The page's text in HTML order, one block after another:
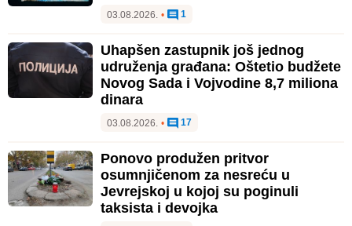
03.08.2026. • 1
Uhapšen zastupnik još jednog
udruženja građana: Oštetio budžete
Novog Sada i Vojvodine 8,7 miliona
dinara
03.08.2026. • 17
Ponovo produžen pritvor
osumnjičenom za nesreću u
Jevrejskoj u kojoj su poginuli
taksista i devojka